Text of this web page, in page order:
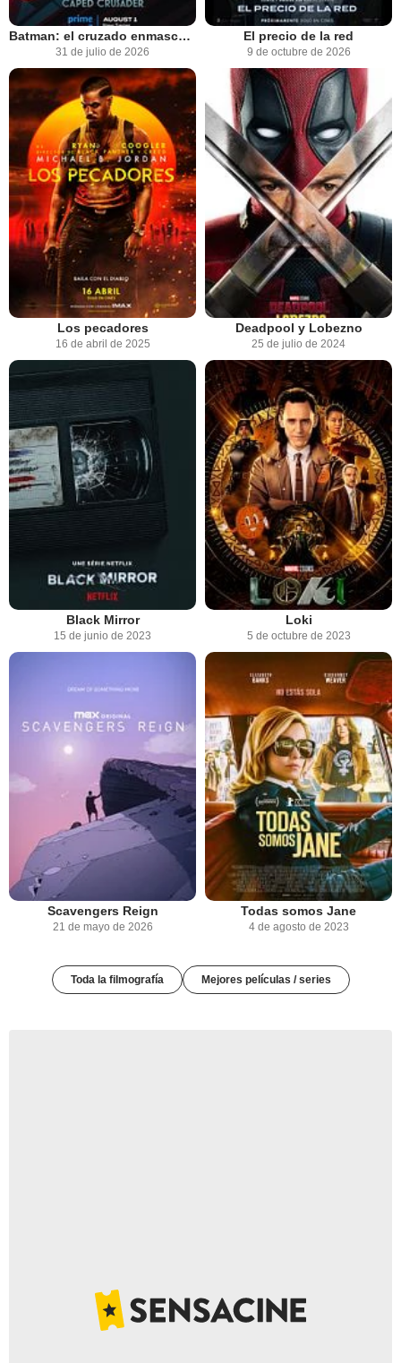
Batman: el cruzado enmascarado
31 de julio de 2026
El precio de la red
9 de octubre de 2026
Los pecadores
16 de abril de 2025
Deadpool y Lobezno
25 de julio de 2024
Black Mirror
15 de junio de 2023
Loki
5 de octubre de 2023
Scavengers Reign
21 de mayo de 2026
Todas somos Jane
4 de agosto de 2023
Toda la filmografía Mejores películas / series